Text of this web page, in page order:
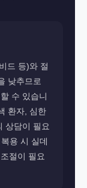
드 등)와 절
낮추므로
수 있습니
환자, 심한
상담이 필요
용 시 실데
절이 필요